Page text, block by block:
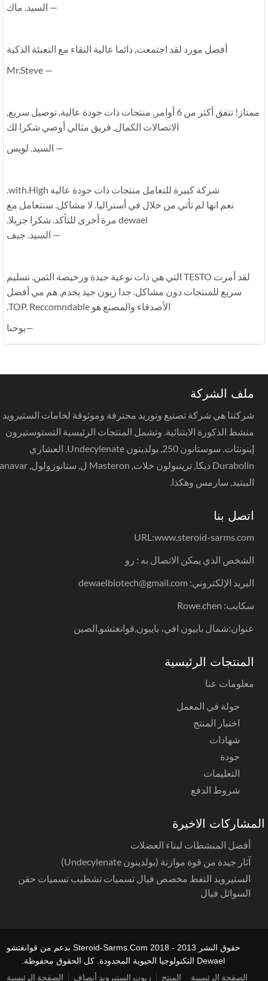
— السيد. ماك
أفضل مورد لقد اجتمعت, دائما عالية النقاء مع التعبئة الذكية
ممتاز! تنفق أكثر من 6 أوامر, منتجات ذات جودة عالية, توصيل سريع,
الاتصالات الكمال, فريق مثالي أوصي شكرا لك
— السيد. لويس
شركة كبيرة للتعامل منتجات ذات جودة عالية with.High.
نعم انها لم تأتي من خلال في أستراليا. لا مشاكل. سنتعامل مع
dewael مرة أخرى للتأكد. شكرا جزيلا.
— السيد. جيف
لقد أمرت TESTO التي هي ذات نوعية جيدة ورخيصة الثمن. تسليم
سريع للمنتجات دون مشاكل. جدا زبون جيد يخدم, هم مي أفضل
الأصدقاء والمصنع هو TOP. Reccomndable.
—يوحنا
ملف الشركة
شركتنا هي شركة تصنيع وتوريد محترفة وموثوقة لخامات الستيرويد
منشط الذكورة الابتنائية. وتشمل المنتجات الرئيسية التستوستيرون
إينونثات, سوستانون 250, بولدينون Undecylenate, العشاري
Durabolin ديكا, ترينبولون خلات, Masteron ل, ستانوزولول, anavar,
الببتيد, سارمس وهكذا.
اتصل بنا
URL:www.steroid-sarms.com
الشخص الذي يمكن الاتصال به : رو
البريد الإلكتروني: dewaelbiotech@gmail.com
سكايب: Rowe.chen
عنوان:شمال باييون افي، باييون,قوانغتشو,الصين
المنتجات الرئيسية
معلومات عنا
جولة في المعمل
اختبار المنتج
شهادات
جودة
التعليمات
شروط الدفع
الاخيرة
أفضل المنشطات لبناء العضلات
آثار جيدة من قوة موازنة (بولدينون Undecylenate)
الستيرويد النفط مخصص فيال تسميات تشطيب تسميات حقن
السوائل فيال
حقوق النشر 2013 - 2018 Steroid-Sarms.Com بدعم من قوانغتشو
Dewael التكنولوجيا الحيوية المحدودة. كل الحقوق محفوظة.
الصفحة الرئيسية المنتج زيوت الستيرويد أنصاف الصفحة الرئيسية